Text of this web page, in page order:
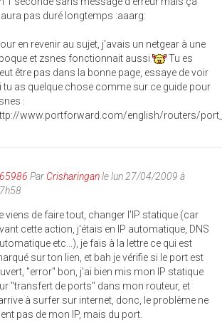
pas duré longtemps :aaarg:
en revenir au sujet, j'avais un netgear à une
et zsnes fonctionnait aussi
Tu es
être pas dans la bonne page, essaye de voir
tu as quelque chose comme sur ce guide pour
:
www.portforward.com/english/routers/
Par Crisharinganle lun 27/04/2009 à
viens de faire tout, changer l'IP statique (car
cette action, j'étais en IP automatique, DNS
etc...), je fais à la lettre ce qui est
sur ton lien, et bah je vérifie si le port est
"error" bon, j'ai bien mis mon IP statique
"transfert de ports" dans mon routeur, et
à surfer sur internet, donc, le problème ne
pas de mon IP, mais du port.